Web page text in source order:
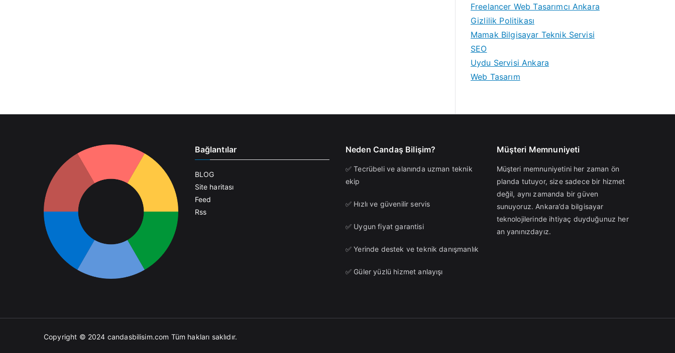
Freelancer Web Tasarımcı Ankara
Gizlilik Politikası
Mamak Bilgisayar Teknik Servisi
SEO
Uydu Servisi Ankara
Web Tasarım
Bağlantılar
BLOG
Site haritası
Feed
Rss
Neden Candaş Bilişim?
✅ Tecrübeli ve alanında uzman teknik
ekip
✅ Hızlı ve güvenilir servis
✅ Uygun fiyat garantisi
✅ Yerinde destek ve teknik danışmanlık
✅ Güler yüzlü hizmet anlayışı
Müşteri Memnuniyeti
Müşteri memnuniyetini her zaman ön
planda tutuyor, size sadece bir hizmet
değil, aynı zamanda bir güven
sunuyoruz. Ankara’da bilgisayar
teknolojilerinde ihtiyaç duyduğunuz her
an yanınızdayız.
Copyright © 2024 candasbilisim.com Tüm hakları saklıdır.